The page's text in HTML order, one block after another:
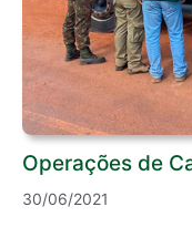
Operações de
30/06/2021